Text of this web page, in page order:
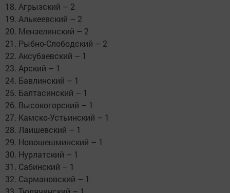
18. Агрызский – 2
19. Алькеевский – 2
20. Мензелинский – 2
21. Рыбно-Слободский – 2
22. Аксубаевский – 1
23. Арский – 1
24. Бавлинский – 1
25. Балтасинский – 1
26. Высокогорский – 1
27. Камско-Устьинский – 1
28. Лаишевский – 1
29. Новошешминский – 1
30. Нурлатский – 1
31. Сабинский – 1
32. Сармановский – 1